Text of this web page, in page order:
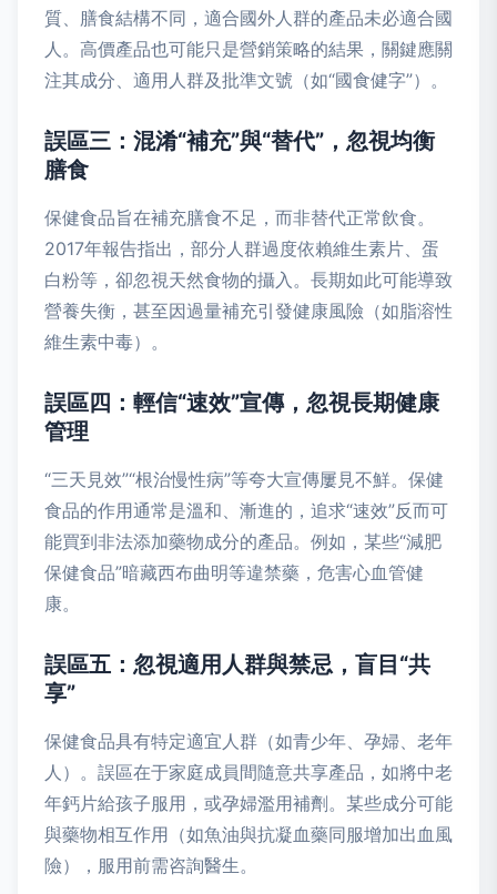
質、膳食結構不同，適合國外人群的產品未必適合國
人。高價產品也可能只是營銷策略的結果，關鍵應關
注其成分、適用人群及批準文號（如“國食健字”）。
誤區三：混淆“補充”與“替代”，忽視均衡
膳食
保健食品旨在補充膳食不足，而非替代正常飲食。
2017年報告指出，部分人群過度依賴維生素片、蛋
白粉等，卻忽視天然食物的攝入。長期如此可能導致
營養失衡，甚至因過量補充引發健康風險（如脂溶性
維生素中毒）。
誤區四：輕信“速效”宣傳，忽視長期健康
管理
“三天見效”“根治慢性病”等夸大宣傳屢見不鮮。保健
食品的作用通常是溫和、漸進的，追求“速效”反而可
能買到非法添加藥物成分的產品。例如，某些“減肥
保健食品”暗藏西布曲明等違禁藥，危害心血管健
康。
誤區五：忽視適用人群與禁忌，盲目“共
享”
保健食品具有特定適宜人群（如青少年、孕婦、老年
人）。誤區在于家庭成員間隨意共享產品，如將中老
年鈣片給孩子服用，或孕婦濫用補劑。某些成分可能
與藥物相互作用（如魚油與抗凝血藥同服增加出血風
險），服用前需咨詢醫生。